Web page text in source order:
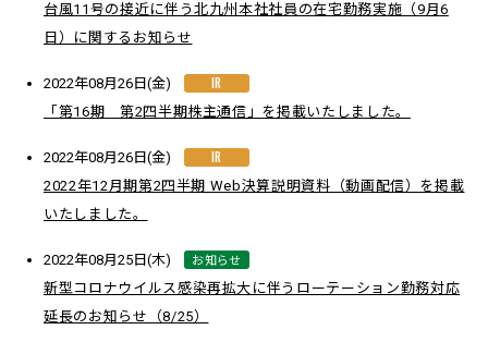
台風11号の接近に伴う北九州本社社員の在宅勤務実施（9月6
日）に関するお知らせ
2022年08月26日(金) IR
「第16期 第2四半期株主通信」を掲載いたしました。
2022年08月26日(金) IR
2022年12月期第2四半期 Web決算説明資料（動画配信）を掲載
いたしました。
2022年08月25日(木) お知らせ
新型コロナウイルス感染再拡大に伴うローテーション勤務対応
延長のお知らせ（8/25）